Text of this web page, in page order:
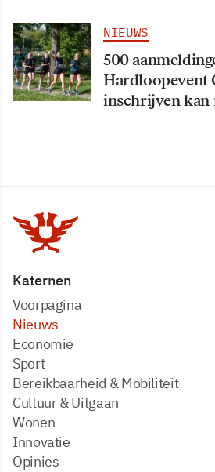
NIEUWS
500
Hardloopevent
inschrijven kan
Katernen
Voorpagina
Nieuws
Economie
Sport
Bereikbaarheid & Mobiliteit
Cultuur & Uitgaan
Wonen
Innovatie
Opinies